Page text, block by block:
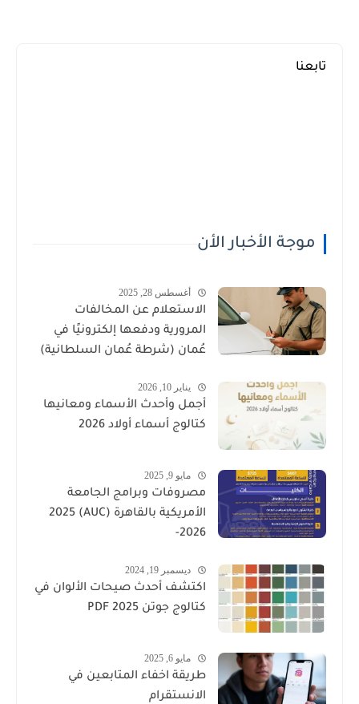
تابعنا
موجة الأخبار الأن
أغسطس 28, 2025
الاستعلام عن المخالفات
المرورية ودفعها إلكترونيًا في
عُمان (شرطة عُمان السلطانية)
يناير 10, 2026
أجمل وأحدث الأسماء ومعانيها
كتالوج أسماء أولاد 2026
مايو 9, 2025
مصروفات وبرامج الجامعة
الأمريكية بالقاهرة (AUC) 2025
-2026
ديسمبر 19, 2024
اكتشف أحدث صيحات الألوان في
كتالوج جوتن PDF 2025
مايو 6, 2025
طريقة اخفاء المتابعين في
الانستقرام